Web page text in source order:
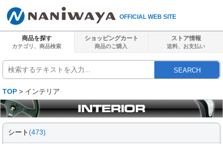
OFFICIAL WEB SITE
商品を探す
カテゴリ、商品検索
ショッピングカート
商品のご購入
ストア情報
送料、 お支払い
SEARCH
TOP > インテリア
シート(473)